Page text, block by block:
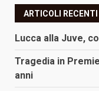
ARTICOLI RECENTI
Lucca alla Juve,
Tragedia in
anni